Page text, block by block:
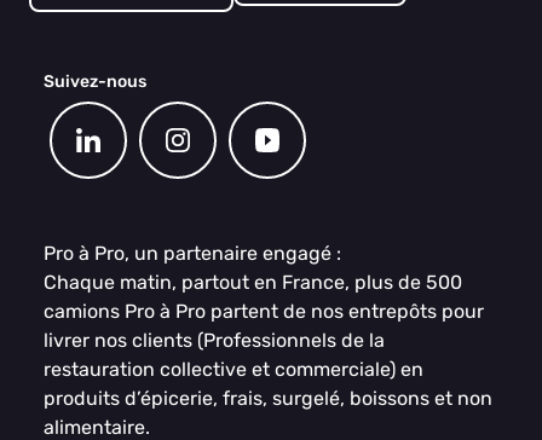
Suivez-nous
Pro à Pro, un partenaire engagé :
Chaque matin, partout en France, plus de 500
camions Pro à Pro partent de nos entrepôts pour
livrer nos clients (Professionnels de la
restauration collective et commerciale) en
produits d’épicerie, frais, surgelé, boissons et non
alimentaire.